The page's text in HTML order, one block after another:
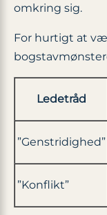
omkring sig.
For hurtigt at
Ledetråd
”Genstridighed”
”Konflikt”